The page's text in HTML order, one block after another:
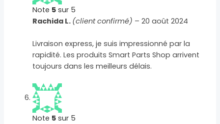
Note 5 sur 5
Rachida L. (client confirmé) – 20 août 2024
Livraison express, je suis impressionné par la
rapidité. Les produits Smart Parts Shop arrivent
toujours dans les meilleurs délais.
Note 5 sur 5